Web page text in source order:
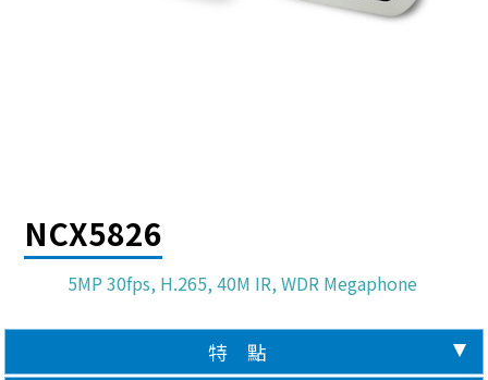
NCX5826
5MP 30fps, H.265, 40M IR, WDR Megaphone
特 點